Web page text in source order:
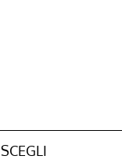
SCEGLI